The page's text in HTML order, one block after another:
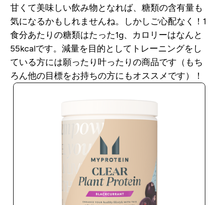
甘くて美味しい飲み物となれば、糖類の含有量も
気になるかもしれませんね。しかしご心配なく！1
食分あたりの糖類はたった1g、カロリーはなんと
55kcalです。減量を目的としてトレーニングをし
ている方には願ったり叶ったりの商品です（もち
ろん他の目標をお持ちの方にもオススメです）！